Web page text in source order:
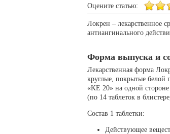
Оцените статью:
Локрен – лекарственное
антиангинального
Форма выпуска и
Лекарственная форма
круглые, покрытые белой
«KE 20» на одной
(по 14 таблеток в
Состав 1 таблетки:
Действующее